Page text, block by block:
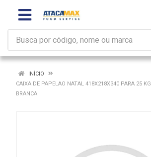
INÍCIO
CAIXA DE PAPELAO NATAL 418X218X340 PARA 25 KG
BRANCA